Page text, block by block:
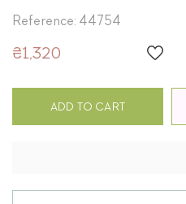
Reference: 44754
₴1,320
ADD TO CART